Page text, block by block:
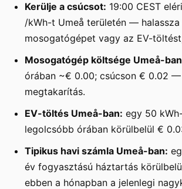
Kerülje a csúcsot: 19:00 CEST
/kWh-t Umeå területén — halassza
mosogatógépet vagy az EV-
Mosogatógép költsége Umeå-
órában ~€ 0.00; csúcson € 0.02 —
megtakarítás.
EV-töltés Umeå-ban: egy 50
legolcsóbb órában körülbelül €
Tipikus havi számla Umeå-ban:
év fogyasztású háztartás
ebben a hónapban a jelenlegi